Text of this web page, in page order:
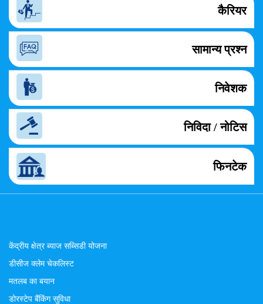
कैरियर
सामान्य प्रश्न
निवेशक
निविदा / नोटिस
फिनटेक
केंद्रीय क्षेत्र ब्याज सब्सिडी योजना
डीसीज क्लेम चेकलिस्ट
मतलब का बयान
डोरस्टेप बैंकिंग सुविधा